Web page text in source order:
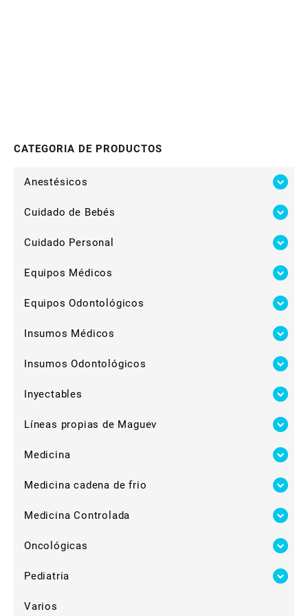
CATEGORIA DE PRODUCTOS
Anestésicos
Cuidado de Bebés
Cuidado Personal
Equipos Médicos
Equipos Odontológicos
Insumos Médicos
Insumos Odontológicos
Inyectables
Líneas propias de Maguev
Medicina
Medicina cadena de frio
Medicina Controlada
Oncológicas
Pediatria
Varios